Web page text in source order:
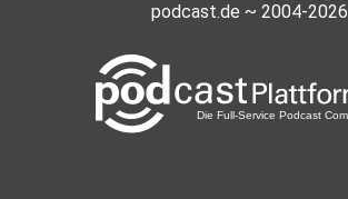
podcast.de ~ 2004-2026